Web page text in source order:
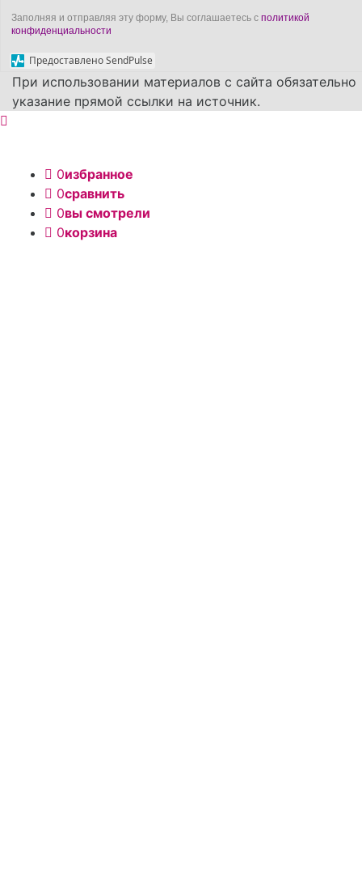
Заполняя и отправляя эту форму, Вы соглашаетесь с политикой
конфиденциальности
Предоставлено SendPulse
При использовании материалов с сайта обязательно
указание прямой ссылки на источник.
0избранное
0сравнить
0вы смотрели
0корзина